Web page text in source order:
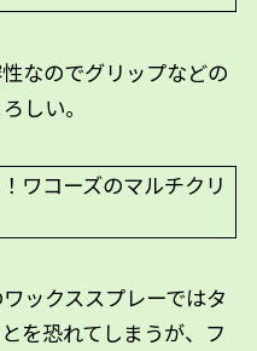
なのでグリップなどの
しい。
ックススプレーではタ
を恐れてしまうが、フ